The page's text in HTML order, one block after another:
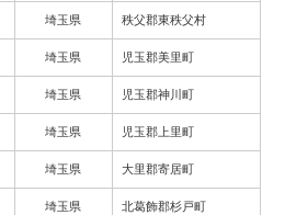
埼玉県 秩父郡東秩父村
埼玉県 児玉郡美里町
埼玉県 児玉郡神川町
埼玉県 児玉郡上里町
埼玉県 大里郡寄居町
埼玉県 北葛飾郡杉戸町